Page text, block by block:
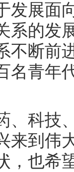
发展面
系的发
不断前
名青年
科技、
来到伟
，也希